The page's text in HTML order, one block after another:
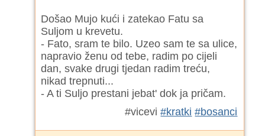
Došao Mujo kući i zatekao Fatu sa
Suljom u krevetu.
- Fato, sram te bilo. Uzeo sam te sa ulice,
napravio ženu od tebe, radim po cijeli
dan, svake drugi tjedan radim treću,
nikad trepnuti...
- A ti Suljo prestani jebat' dok ja pričam.
#vicevi#kratki #bosanci